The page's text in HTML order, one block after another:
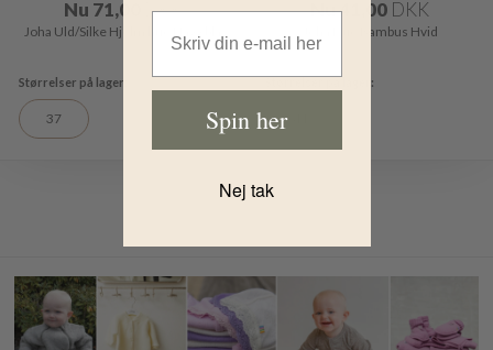
Nu 71,00 DKK
Joha Uld/Silke Hjelm hue Navy blå
37
Nu41,00 DKK
Joha Hue Bambus Hvid
Spin her
Nej tak